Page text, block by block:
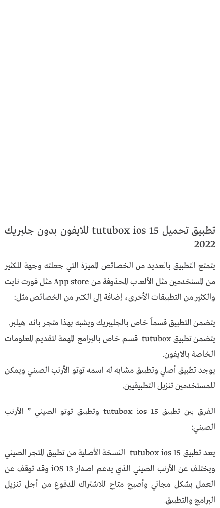
تطبيق تحميل tutubox ios 15 للايفون بدون جلبريك
2022
يتمتع التطبيق بالعديد من الخصائص المميزة التي جعلته وجهة للكثير
من المستخدمين مثل الألعاب المحذوفة من App store مثل فورت نايت
والكثير من التطبيقات الأخرى، إضافة إلى الكثير من الخصائص مثل:
يتضمن التطبيق قسماً خاص بالجليبريك ويشبه بهذا متجر باندا هيلبر.
يتضمن تطبيق tutubox قسم خاص بالبرامج المهمة لتقديم المعلومات
الخاصة بالايفون.
يوجد تطبيق أصلي وتطبيق مشابه له اسمه توتو الأرنب الصيني ويمكن
للمستخدمين تنزيل التطبيقيين.
الفرق بين تطبيق tutubox ios 15 وتطبيق توتو الصيني ” الأرنب
الصيني:
يعد تطبيق tutubox ios 15 النسخة الأصلية من تطبيق المتجر الصيني
ويختلف عن الأرنب الصيني الذي يدعم اصدار iOS 13 وقد توقف عن
العمل بشكل مجاني وأصبح متاح للاشتراك المدفوع من أجل تنزيل
البرامج والتطبيق.